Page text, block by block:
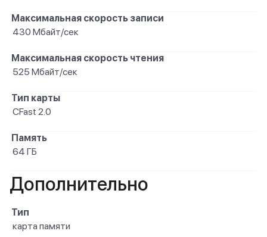
Максимальная скорость записи
430 Мбайт/сек
Максимальная скорость чтения
525 Мбайт/сек
Тип карты
CFast 2.0
Память
64 ГБ
Дополнительно
Тип
карта памяти